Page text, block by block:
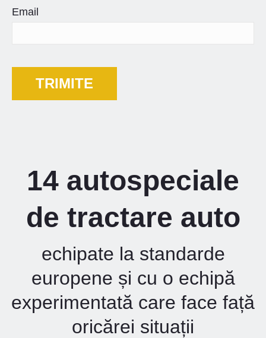
Email
14 autospeciale
de tractare auto
echipate la standarde
europene și cu o echipă
experimentată care face față
oricărei situații